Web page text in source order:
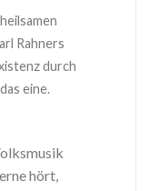
Rahners
durch
eine.
hört,